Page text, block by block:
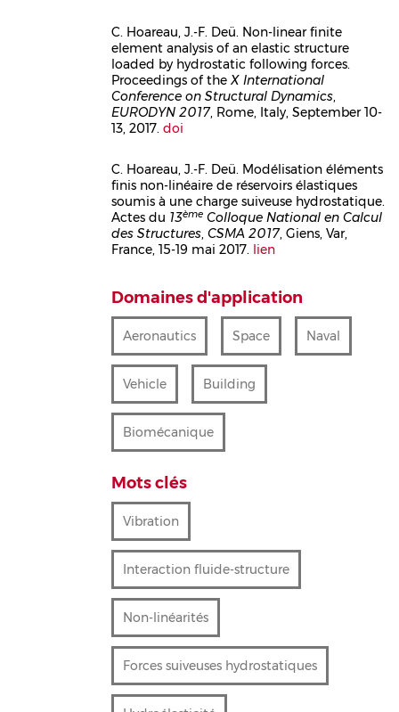
Corps
C. Hoareau, J.-F. Deü. Non-linear finite
element analysis of an elastic structure
loaded by hydrostatic following forces.
Proceedings of theX International
Conference on Structural Dynamics,
EURODYN 2017, Rome, Italy, September 10-
13, 2017.doi
Corps
C. Hoareau, J.-F. Deü. Modélisation éléments
finis non-linéaire de réservoirs élastiques
soumis à une charge suiveuse hydrostatique.
Actes du 13ème Colloque National en Calcul
des Structures,CSMA 2017, Giens, Var,
France, 15-19 mai 2017. lien
Domaines d'application
Aeronautics Space Naval
Vehicle Building
Biomécanique
Mots clés
Vibration
Interaction fluide-structure
Non-linéarités
Forces suiveuses hydrostatiques